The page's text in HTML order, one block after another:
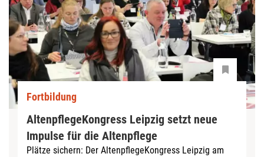
Fortbildung
AltenpflegeKongress Leipzig setzt neue
Impulse für die Altenpflege
Plätze sichern: Der AltenpflegeKongress Leipzig am